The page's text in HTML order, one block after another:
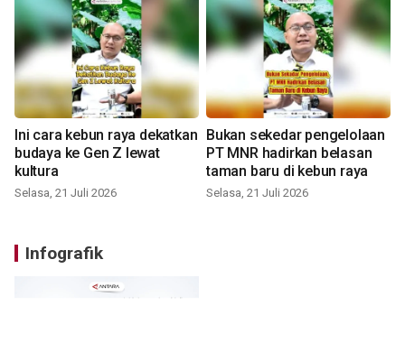
Ini cara kebun raya dekatkan
budaya ke Gen Z lewat
kultura
Selasa, 21 Juli 2026
Bukan sekedar pengelolaan
PT MNR hadirkan belasan
taman baru di kebun raya
Selasa, 21 Juli 2026
Infografik